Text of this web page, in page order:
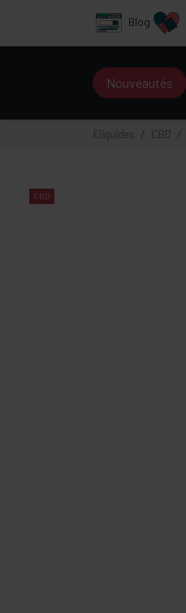
Blog
Nouveautés
Eliquides CBD
CBD
Panneau de gestion des cookies